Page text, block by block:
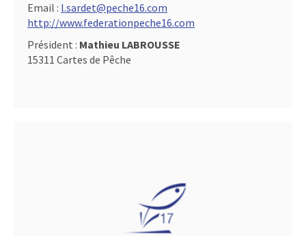
Email : l.sardet@peche16.com
http://www.federationpeche16.com
Président : Mathieu LABROUSSE
15311 Cartes de Pêche